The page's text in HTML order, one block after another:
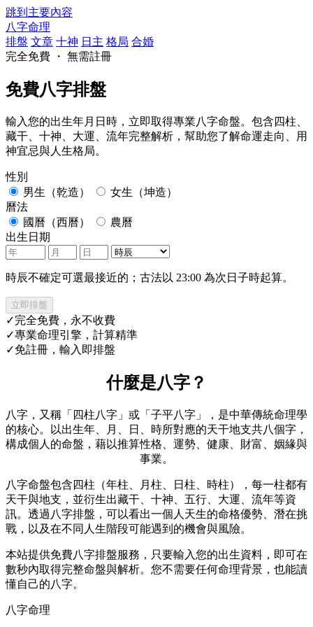
跳到主要內容
八字命理
排盤 文章 十神 日主 格局 合婚
完全免費 ・ 無需註冊
免費八字排盤
輸入您的出生年月日時，立即取得專業八字命盤。包含四柱、
藏干、十神、大運、流年完整解析，幫助您了解命運走向、用
神宜忌與人生格局。
性別
男生（乾造）
女生（坤造）
曆法
國曆（西曆）
農曆
出生日期
時辰不確定可選最接近的；古法以 23:00 為次日子時起算。
立即排盤
✓完全免費，永不收費
✓專業命理引擎，計算精準
✓免註冊，輸入即排盤
什麼是八字？
八字，又稱「四柱八字」或「子平八字」，是中華傳統命理學
的核心。以出生年、月、日、時所對應的天干地支共八個字，
構成個人的命盤，藉以推算性格、運勢、健康、財富、姻緣與
事業。
八字命盤包含四柱（年柱、月柱、日柱、時柱），每一柱都有
天干與地支，並衍生出藏干、十神、五行、大運、流年等資
訊。透過八字排盤，可以看出一個人天生的命格優勢、潛在挑
戰，以及在不同人生階段可能遇到的機會與風險。
本站提供免費八字排盤服務，只要輸入您的出生資料，即可在
數秒內取得完整命盤與解析。您不需要任何命理背景，也能讀
懂自己的八字。
八字命理